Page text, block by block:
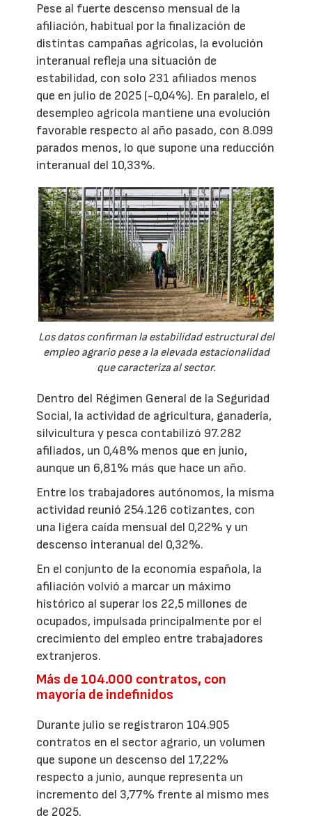
Pese al fuerte descenso mensual de la
afiliación, habitual por la finalización de
distintas campañas agrícolas, la evolución
interanual refleja una situación de
estabilidad, con solo 231 afiliados menos
que en julio de 2025 (-0,04%). En paralelo, el
desempleo agrícola mantiene una evolución
favorable respecto al año pasado, con 8.099
parados menos, lo que supone una reducción
interanual del 10,33%.
Los datos confirman la estabilidad estructural del
empleo agrario pese a la elevada estacionalidad
que caracteriza al sector.
Dentro del Régimen General de la Seguridad
Social, la actividad de agricultura, ganadería,
silvicultura y pesca contabilizó 97.282
afiliados, un 0,48% menos que en junio,
aunque un 6,81% más que hace un año.
Entre los trabajadores autónomos, la misma
actividad reunió 254.126 cotizantes, con
una ligera caída mensual del 0,22% y un
descenso interanual del 0,32%.
En el conjunto de la economía española, la
afiliación volvió a marcar un máximo
histórico al superar los 22,5 millones de
ocupados, impulsada principalmente por el
crecimiento del empleo entre trabajadores
extranjeros.
Más de 104.000 contratos, con
mayoría de indefinidos
Durante julio se registraron 104.905
contratos en el sector agrario, un volumen
que supone un descenso del 17,22%
respecto a junio, aunque representa un
incremento del 3,77% frente al mismo mes
de 2025.